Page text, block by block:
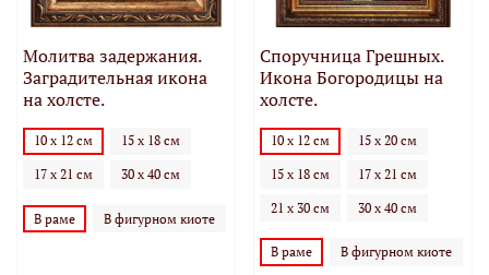
Молитва задержания.
Заградительная икона
на холсте.
10 х 12 см 15 х 18 см
17 х 21 см 30 х 40 см
В раме В фигурном киоте
Споручница Грешных.
Икона Богородицы на
холсте.
10 х 12 см 15 х 20 см
15 х 18 см 17 х 21 см
21 х 30 см 30 х 40 см
В раме В фигурном киоте